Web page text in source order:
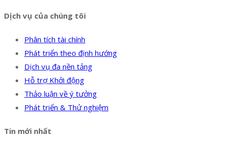
Dịch vụ của chúng tôi
Phân tích tài chính
Phát triển theo định hướng
Dịch vụ đa nền tảng
Hỗ trợ Khởi động
Thảo luận về ý tưởng
Phát triển & Thử nghiệm
Tin mới nhất